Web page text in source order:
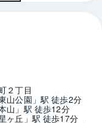
２丁目
山公園」駅 徒歩2分
山」駅 徒歩12分
ヶ丘」駅 徒歩17分